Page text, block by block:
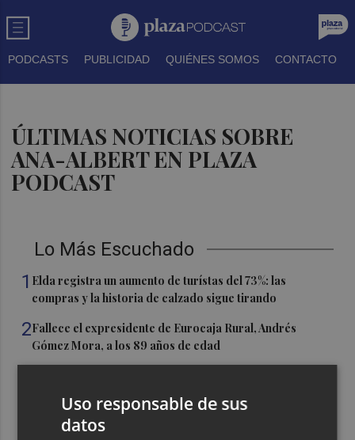
PODCASTS PUBLICIDAD QUIÉNES SOMOS CONTACTO
ÚLTIMAS NOTICIAS SOBRE
ANA-ALBERT EN PLAZA
PODCAST
Lo Más Escuchado
1 Elda registra un aumento de turístas del 73%: las
compras y la historia de calzado sigue tirando
2Fallece el expresidente de Eurocaja Rural, Andrés
Gómez Mora, a los 89 años de edad
curso 2026-2027
Uso responsable de sus
datos